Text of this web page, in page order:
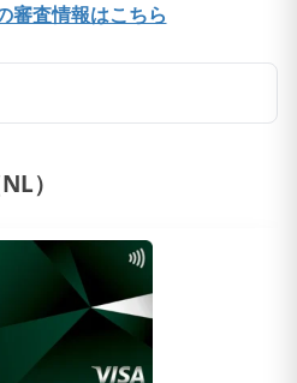
審査情報はこちら
）